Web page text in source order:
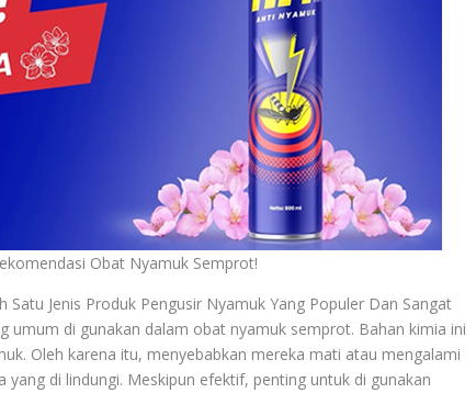
Obat Nyamuk Semprot!
Satu Jenis Produk Pengusir Nyamuk Yang Populer Dan Sangat
umum di gunakan dalam obat nyamuk semprot. Bahan kimia ini
Oleh karena itu, menyebabkan mereka mati atau mengalami
di lindungi. Meskipun efektif, penting untuk di gunakan